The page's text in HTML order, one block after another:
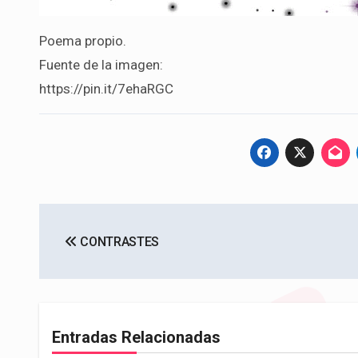
Poema propio.
Fuente de la imagen:
https://pin.it/7ehaRGC
de
entradas
CONTRASTES
Entradas Relacionadas